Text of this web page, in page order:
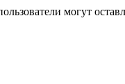
могут